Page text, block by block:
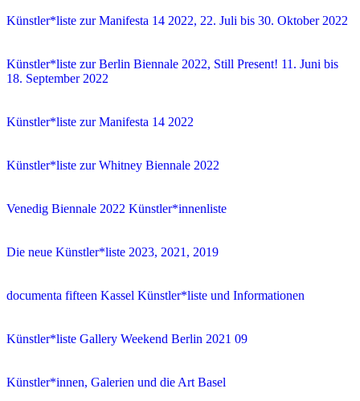
Künstler*liste zur Manifesta 14 2022, 22. Juli bis 30. Oktober 2022
Künstler*liste zur Berlin Biennale 2022, Still Present! 11. Juni bis
18. September 2022
Künstler*liste zur Manifesta 14 2022
Künstler*liste zur Whitney Biennale 2022
Venedig Biennale 2022 Künstler*innenliste
Die neue Künstler*liste 2023, 2021, 2019
documenta fifteen Kassel Künstler*liste und Informationen
Künstler*liste Gallery Weekend Berlin 2021 09
Künstler*innen, Galerien und die Art Basel